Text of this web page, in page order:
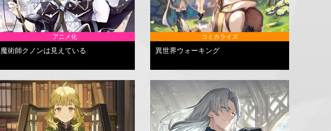
アニメ化
魔術師クノンは見えている
コミカライズ
異世界ウォーキング